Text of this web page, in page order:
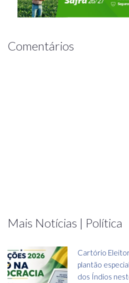
Comentários
Mais Notícias | Política
Cartório
plantão
dos Índios